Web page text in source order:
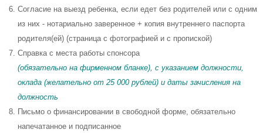
Согласие на выезд ребенка, если едет без родителей или с одним
из них - нотариально заверенное + копия внутреннего паспорта
родителя(ей) (страница с фотографией и с пропиской)
Справка с места работы спонсора
(обязательно на фирменном бланке), с указанием должности,
оклада (желательно от 25 000 рублей) и даты зачисления на
должность
Письмо о финансировании в свободной форме, обязательно
напечатанное и подписанное